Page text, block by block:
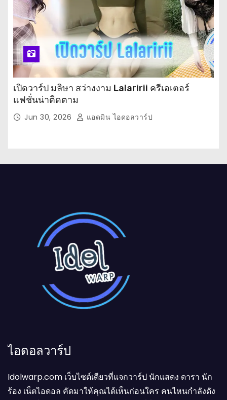
เปิดวาร์ป มลิษา สว่างงาม Lalaririi ครีเอเตอร์
แฟชั่นน่าติดตาม
Jun 30, 2026 แอดมิน ไอดอลวาร์ป
ไอดอลวาร์ป
Idolwarp.com เว็บไซต์เดียวที่แจกวาร์ป นักแสดง ดารา นัก
ร้อง เน็ตไอดอล คัดมาให้คุณได้เห็นก่อนใคร คนไหนกำลังดัง